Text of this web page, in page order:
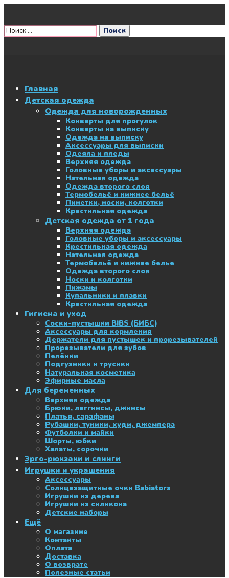
Главная
Детская одежда
Одежда для новорожденных
Конверты для прогулок
Конверты на выписку
Одежда на выписку
Аксессуары для выписки
Одеяла и пледы
Верхняя одежда
Головные уборы и аксессуары
Нательная одежда
Одежда второго слоя
Термобельё и нижнее бельё
Пинетки, носки, колготки
Крестильная одежда
Детская одежда от 1 года
Верхняя одежда
Головные уборы и аксессуары
Крестильная одежда
Нательная одежда
Термобельё и нижнее белье
Одежда второго слоя
Носки и колготки
Пижамы
Купальники и плавки
Крестильная одежда
Гигиена и уход
Соски-пустышки BIBS (БИБС)
Аксессуары для кормления
Держатели для пустышек и прорезывателей
Прорезыватели для зубов
Пелёнки
Подгузники и трусики
Натуральная косметика
Эфирные масла
Для беременных
Верхняя одежда
Брюки, леггинсы, джинсы
Платья, сарафаны
Рубашки, туники, худи, джемпера
Футболки и майки
Шорты, юбки
Халаты, сорочки
Эрго-рюкзаки и слинги
Игрушки и украшения
Аксессуары
Солнцезащитные очки Babiators
Игрушки из дерева
Игрушки из силикона
Детские наборы
Ещё
О магазине
Контакты
Оплата
Доставка
О возврате
Полезные статьи